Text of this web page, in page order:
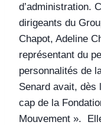
d’administration.
dirigeants du
Chapot, Adeline
représentant du
personnalités de
Senard avait, dès
cap de la
Mouvement ».